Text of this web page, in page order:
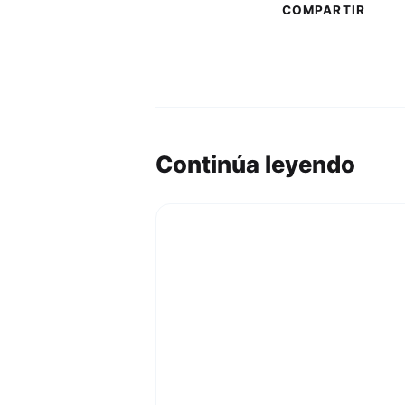
COMPARTIR
Continúa leyendo